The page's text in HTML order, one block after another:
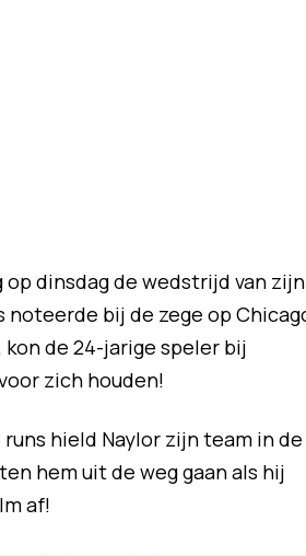
op dinsdag de wedstrijd van zijn
noteerde bij de zege op
de 24-jarige speler bij
zich houden!
hield Naylor zijn team in de
hem uit de weg gaan als hij
af!